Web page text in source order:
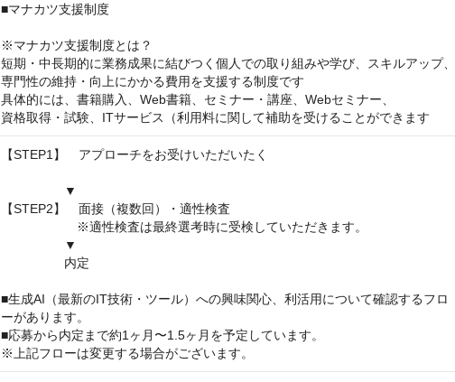
■マナカツ支援制度
※マナカツ支援制度とは？
短期・中長期的に業務成果に結びつく個人での取り組みや学び、スキルアップ、
専門性の維持・向上にかかる費用を支援する制度です
具体的には、書籍購入、Web書籍、セミナー・講座、Webセミナー、
資格取得・試験、ITサービス（利用料に関して補助を受けることができます
【STEP1】　アプローチをお受けいただいたく
▼
【STEP2】　面接（複数回）・適性検査
※適性検査は最終選考時に受検していただきます。
▼
内定
■生成AI（最新のIT技術・ツール）への興味関心、利活用について確認するフロ
ーがあります。
■応募から内定まで約1ヶ月〜1.5ヶ月を予定しています。
※上記フローは変更する場合がございます。